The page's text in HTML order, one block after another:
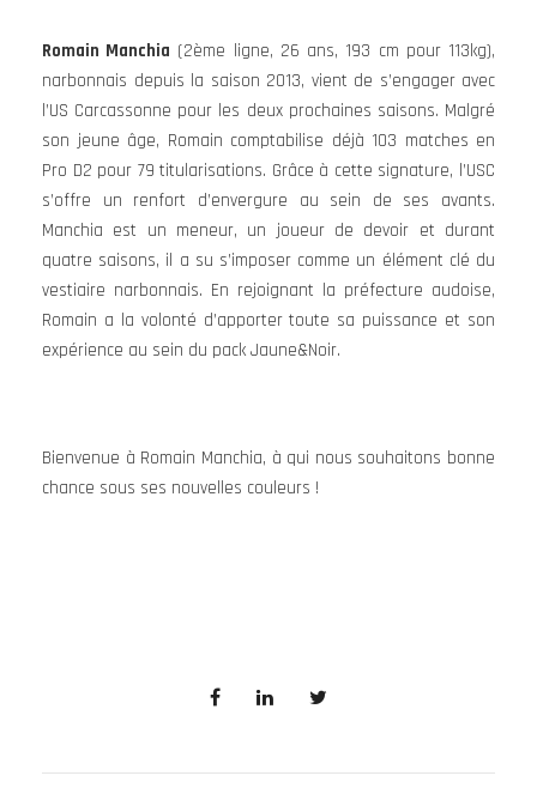
Romain Manchia (2ème ligne, 26 ans, 193 cm pour 113kg),
narbonnais depuis la saison 2013, vient de s’engager avec
l’US Carcassonne pour les deux prochaines saisons. Malgré
son jeune âge, Romain comptabilise déjà 103 matches en
Pro D2 pour 79 titularisations. Grâce à cette signature, l’USC
s’offre un renfort d’envergure au sein de ses avants.
Manchia est un meneur, un joueur de devoir et durant
quatre saisons, il a su s’imposer comme un élément clé du
vestiaire narbonnais. En rejoignant la préfecture audoise,
Romain a la volonté d’apporter toute sa puissance et son
expérience au sein du pack Jaune&Noir.
Bienvenue à Romain Manchia, à qui nous souhaitons bonne
chance sous ses nouvelles couleurs !